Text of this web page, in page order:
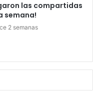
las compartidas
semana!
2 semanas